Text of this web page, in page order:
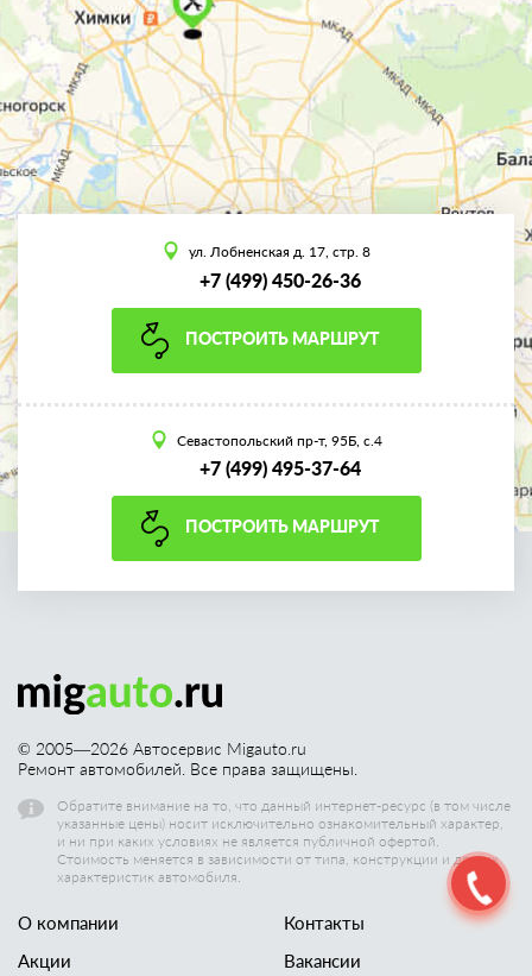
ул. Лобненская д. 17, стр. 8
+7 (499) 450-26-36
ПОСТРОИТЬ МАРШРУТ
Севастопольский пр-т, 95Б, с.4
+7 (499) 495-37-64
ПОСТРОИТЬ МАРШРУТ
© 2005—2026 Автосервис Migauto.ru
Ремонт автомобилей. Все права защищены.
Обратите внимание на то, что данный интернет-ресурс (в том числе
указанные цены) носит исключительно ознакомительный характер,
и ни при каких условиях не является публичной офертой.
Стоимость меняется в зависимости от типа, конструкции и других
характеристик автомобиля.
О компании
Акции
Контакты
Вакансии